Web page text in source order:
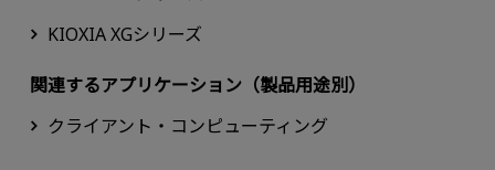
KIOXIA XGシリーズ
関連するアプリケーション（製品用途別）
クライアント・コンピューティング